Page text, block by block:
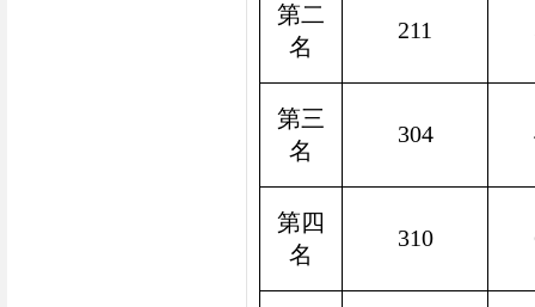
第二
名
211
第三
名
304
第四
名
310